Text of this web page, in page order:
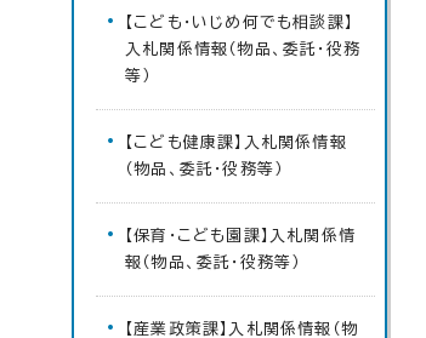
【こども・いじめ何でも相談課】
入札関係情報（物品、委託・役務
等）
【こども健康課】入札関係情報
（物品、委託・役務等）
【保育・こども園課】入札関係情
報（物品、委託・役務等）
【産業政策課】入札関係情報（物